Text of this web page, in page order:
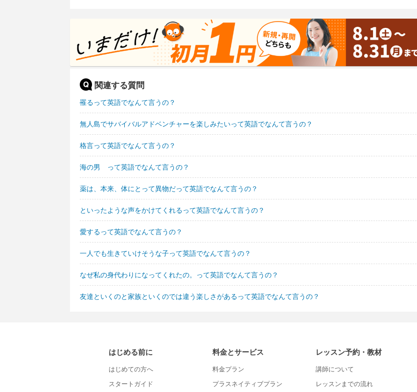
関連する質問
罹るって英語でなんて言うの？
無人島でサバイバルアドベンチャーを楽しみたいって英語でなんて言うの？
格言って英語でなんて言うの？
海の男 って英語でなんて言うの？
薬は、本来、体にとって異物だって英語でなんて言うの？
といったような声をかけてくれるって英語でなんて言うの？
愛するって英語でなんて言うの？
一人でも生きていけそうな子って英語でなんて言うの？
なぜ私の身代わりになってくれたの。って英語でなんて言うの？
友達といくのと家族といくのでは違う楽しさがあるって英語でなんて言うの？
はじめる前に
はじめての方へ
スタートガイド
料金とサービス
料金プラン
プラスネイティブプラン
レッスン予約・教材
講師について
レッスンまでの流れ